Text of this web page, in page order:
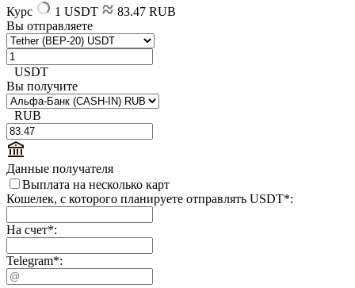
Курс 1 USDT
83.47 RUB
Вы отправляете
USDT
Вы получите
RUB
Данные получателя
Выплата на несколько карт
Кошелек, с которого планируете отправлять USDT*:
На счет*:
Telegram*: